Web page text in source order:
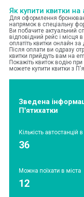
Як купити квитки на
Для оформлення
напрямок в спеціальну
Ви побачите актуальний
відповідний рейс і місця
оплатіть квитки онлайн
Після оплати ви одразу
квитки прийдуть вам на
Покажіть квиток водію
можете купити квитки з
Зведена
П'ятихатки
Кількість автостанцій в
36
Можна поїхати в міста
12